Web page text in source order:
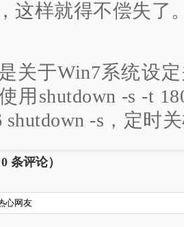
这样就得不偿失了
于Win7系统设定
用shutdown -s -t
shutdown -s，定时
0 条评论）